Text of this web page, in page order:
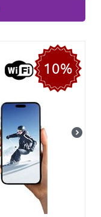
10%